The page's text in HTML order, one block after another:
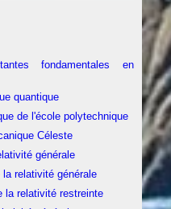
fondamentales en
quantique
de l'école polytechnique
Céleste
générale
relativité générale
la relativité restreinte